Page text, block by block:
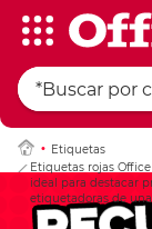
Etiquetas
Etiquetas rojas
ideal para destacar
etiquetadoras de